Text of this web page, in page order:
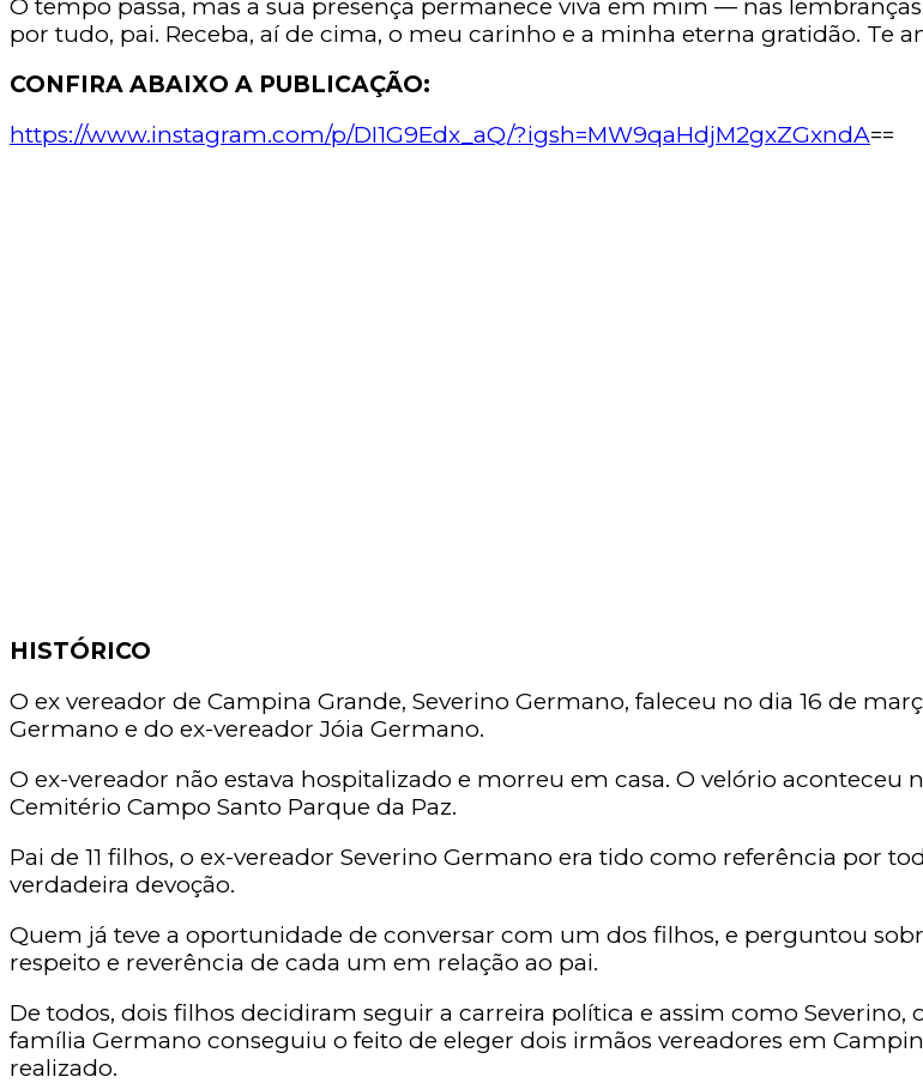
O tempo passa, mas a sua presença permanece viva em mim — nas
por tudo, pai. Receba, aí de cima, o meu carinho e a minha eterna gratidão. Te
CONFIRA ABAIXO A PUBLICAÇÃO:
https://www.instagram.com/p/DI1G9Edx_aQ/?igsh=MW9qaHdjM2gxZGxndA==
HISTÓRICO
O ex vereador de Campina Grande, Severino Germano, faleceu no dia 16 de
Germano e do ex-vereador Jóia Germano.
O ex-vereador não estava hospitalizado e morreu em casa. O velório
Cemitério Campo Santo Parque da Paz.
Pai de 11 filhos, o ex-vereador Severino Germano era tido como referência por
verdadeira devoção.
Quem já teve a oportunidade de conversar com um dos filhos, e perguntou
respeito e reverência de cada um em relação ao pai.
De todos, dois filhos decidiram seguir a carreira política e assim como
família Germano conseguiu o feito de eleger dois irmãos vereadores em
realizado.